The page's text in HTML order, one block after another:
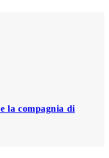
la compagnia di